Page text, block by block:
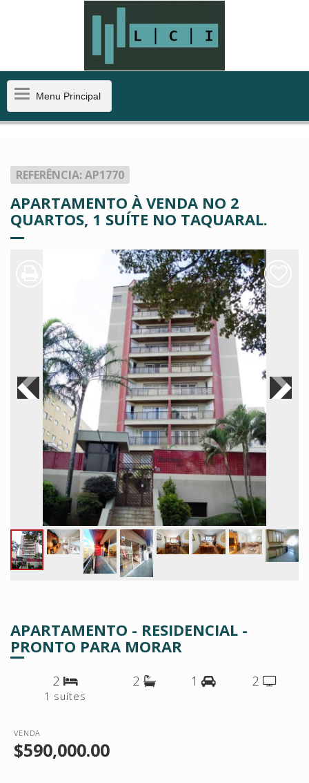
MenuMenu Principal
REFERÊNCIA: AP1770
APARTAMENTO À VENDA NO 2
QUARTOS, 1 SUÍTE NO TAQUARAL.
APARTAMENTO - RESIDENCIAL -
PRONTO PARA MORAR
2
1 suítes
2 1 2
VENDA
$590,000.00